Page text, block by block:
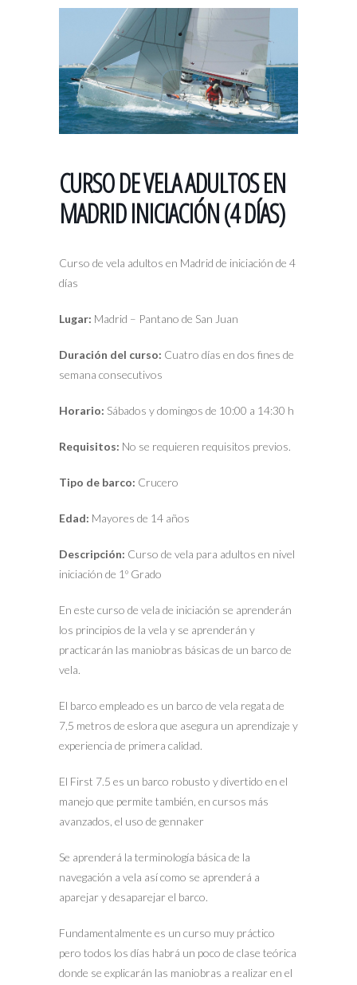
CURSO DE VELA ADULTOS EN
MADRID INICIACIÓN (4 DÍAS)
Curso de vela adultos en Madrid de iniciación de 4
días
Lugar: Madrid – Pantano de San Juan
Duración del curso: Cuatro días en dos fines de
semana consecutivos
Horario: Sábados y domingos de 10:00 a 14:30 h
Requisitos: No se requieren requisitos previos.
Tipo de barco: Crucero
Edad: Mayores de 14 años
Descripción: Curso de vela para adultos en nivel
iniciación de 1º Grado
En este curso de vela de iniciación se aprenderán
los principios de la vela y se aprenderán y
practicarán las maniobras básicas de un barco de
vela.
El barco empleado es un barco de vela regata de
7,5 metros de eslora que asegura un aprendizaje y
experiencia de primera calidad.
El First 7.5 es un barco robusto y divertido en el
manejo que permite también, en cursos más
avanzados, el uso de gennaker
Se aprenderá la terminología básica de la
navegación a vela así como se aprenderá a
aparejar y desaparejar el barco.
Fundamentalmente es un curso muy práctico
pero todos los días habrá un poco de clase teórica
donde se explicarán las maniobras a realizar en el